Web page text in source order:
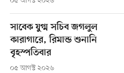
সাবেক যুগ্ম সচিব জগলুল
কারাগারে, রিমান্ড শুনানি
বৃহস্পতিবার
০৫ আগস্ট ২০২৬